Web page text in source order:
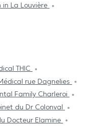
in La Louvière
THIC
rue Dagnelies
Family Charleroi
du Dr Colonval
Docteur Elamine